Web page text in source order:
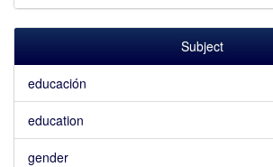
Subject
educación
education
gender